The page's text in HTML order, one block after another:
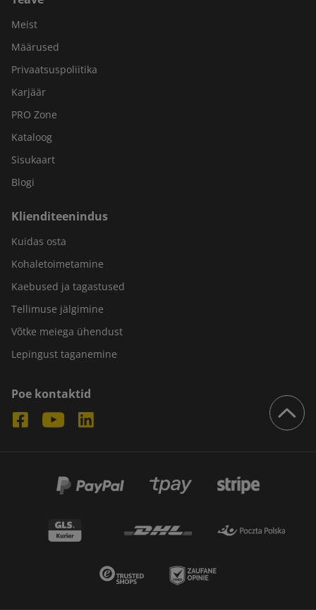
Meist
Määrused
Privaatsuspoliitika
Karjäär
PRO Zone
Kataloog
Sisukaart
Blogi
Klienditeenindus
Kuidas osta
Kohaletoimetamine
Kaebused ja tagastused
Tellimuse jälgimine
Võtke meiega ühendust
Lepingust taganemine
Poe kontaktid